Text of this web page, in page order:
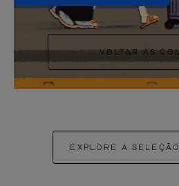
VOLTAR ÀS
EXPLORE A